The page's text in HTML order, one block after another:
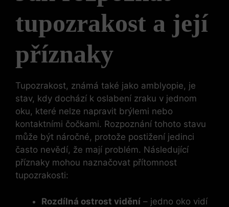
tupozrakost a její
příznaky
Tupozrakost, známá také jako amblyopie, je
stav, kdy dochází k oslabení zraku v jednom
oku, které nelze napravit brýlemi nebo
kontaktními čočkami. Rozpoznání tohoto stavu
může být náročné, protože postižení jedinci
často nevědí, že mají problém. Následující
příznaky mohou naznačovat přítomnost
tupozrakosti:
Rozdílná ostrost vidění – jedno oko vidí